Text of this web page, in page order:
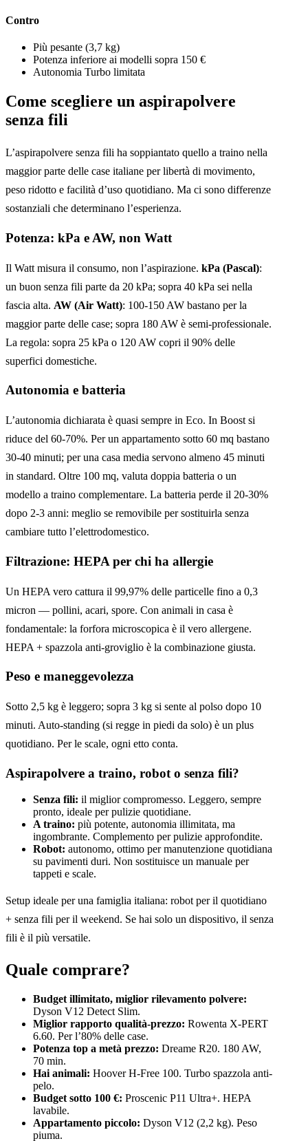
Contro
Più pesante (3,7 kg)
Potenza inferiore ai modelli sopra 150 €
Autonomia Turbo limitata
Come scegliere un aspirapolvere
senza fili
L’aspirapolvere senza fili ha soppiantato quello a traino nella
maggior parte delle case italiane per libertà di movimento,
peso ridotto e facilità d’uso quotidiano. Ma ci sono differenze
sostanziali che determinano l’esperienza.
Potenza: kPa e AW, non Watt
Il Watt misura il consumo, non l’aspirazione. kPa (Pascal):
un buon senza fili parte da 20 kPa; sopra 40 kPa sei nella
fascia alta. AW (Air Watt): 100-150 AW bastano per la
maggior parte delle case; sopra 180 AW è semi-professionale.
La regola: sopra 25 kPa o 120 AW copri il 90% delle
superfici domestiche.
Autonomia e batteria
L’autonomia dichiarata è quasi sempre in Eco. In Boost si
riduce del 60-70%. Per un appartamento sotto 60 mq bastano
30-40 minuti; per una casa media servono almeno 45 minuti
in standard. Oltre 100 mq, valuta doppia batteria o un
modello a traino complementare. La batteria perde il 20-30%
dopo 2-3 anni: meglio se removibile per sostituirla senza
cambiare tutto l’elettrodomestico.
Filtrazione: HEPA per chi ha allergie
Un HEPA vero cattura il 99,97% delle particelle fino a 0,3
micron — pollini, acari, spore. Con animali in casa è
fondamentale: la forfora microscopica è il vero allergene.
HEPA + spazzola anti-groviglio è la combinazione giusta.
Peso e maneggevolezza
Sotto 2,5 kg è leggero; sopra 3 kg si sente al polso dopo 10
minuti. Auto-standing (si regge in piedi da solo) è un plus
quotidiano. Per le scale, ogni etto conta.
Aspirapolvere a traino, robot o senza fili?
Senza fili: il miglior compromesso. Leggero, sempre
pronto, ideale per pulizie quotidiane.
A traino: più potente, autonomia illimitata, ma
ingombrante. Complemento per pulizie approfondite.
Robot: autonomo, ottimo per manutenzione quotidiana
su pavimenti duri. Non sostituisce un manuale per
tappeti e scale.
Setup ideale per una famiglia italiana: robot per il quotidiano
+ senza fili per il weekend. Se hai solo un dispositivo, il senza
fili è il più versatile.
Quale comprare?
Budget illimitato, miglior rilevamento polvere:
Dyson V12 Detect Slim.
Miglior rapporto qualità-prezzo: Rowenta X-PERT
6.60. Per l’80% delle case.
Potenza top a metà prezzo: Dreame R20. 180 AW,
70 min.
Hai animali: Hoover H-Free 100. Turbo spazzola anti-
pelo.
Budget sotto 100 €: Proscenic P11 Ultra+. HEPA
lavabile.
Appartamento piccolo: Dyson V12 (2,2 kg). Peso
piuma.